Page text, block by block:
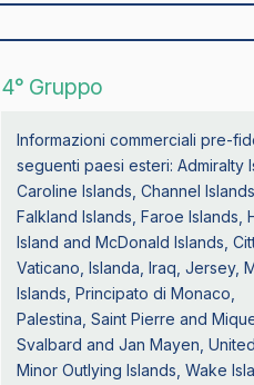
4° Gruppo
Informazioni commerciali pre-
seguenti paesi esteri: Admiralty
Caroline Islands, Channel
Falkland Islands, Faroe Islands,
Island and McDonald Islands,
Vaticano, Islanda, Iraq, Jersey,
Islands, Principato di Monaco,
Palestina, Saint Pierre and
Svalbard and Jan Mayen,
Minor Outlying Islands, Wake